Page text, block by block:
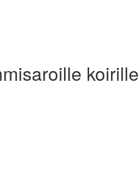
koirille